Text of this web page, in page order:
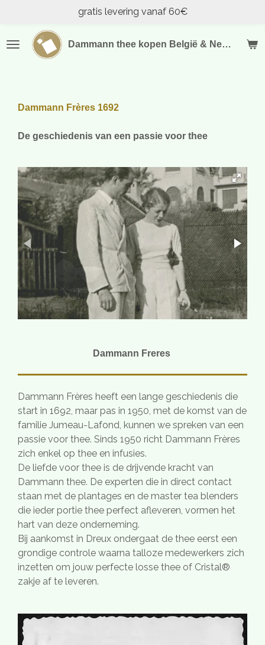
naar
Dammann thee kopen België & Nederland
gratis levering vanaf 60€
Dammann Frères 1692
De geschiedenis van een passie voor thee
Dammann Freres
Dammann Frères heeft een lange geschiedenis die
start in 1692, maar pas in 1950, met de komst van de
familie Jumeau-Lafond, kunnen we spreken van een
passie voor thee. Sinds 1950 richt Dammann Frères
zich enkel op thee en infusies.
De liefde voor thee is de drijvende kracht van
Dammann thee. De experten die in direct contact
staan met de plantages en de master tea blenders
die ieder portie thee perfect afleveren, vormen het
hart van deze onderneming.
Bij aankomst in Dreux ondergaat de thee eerst een
grondige controle waarna talloze medewerkers zich
inzetten om jouw perfecte losse thee of Cristal®
zakje af te leveren.